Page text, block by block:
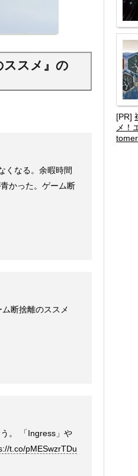
ススメ』の
くなる。余暇時間
かった。ゲーム断
断捨離のススメ
。 「Ingress」や
t.co/pMESwzrTDu
[PR]
メ！